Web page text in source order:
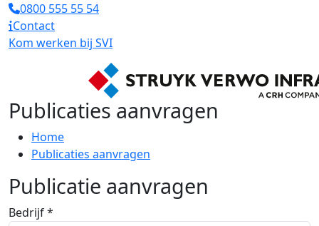
0800 555 55 54
Contact
Kom werken bij SVI
Publicaties aanvragen
Home
Publicaties aanvragen
Publicatie aanvragen
Bedrijf *